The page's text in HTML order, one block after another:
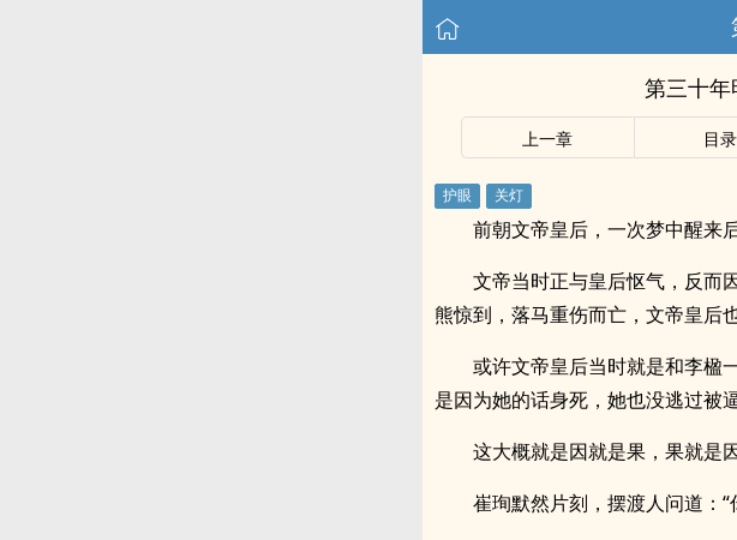
第三十年
上一章 目录
前朝文帝皇后，一次梦中醒来
文帝当时正与皇后怄气，反而
熊惊到，落马重伤而亡，文帝皇后
或许文帝皇后当时就是和李楹
是因为她的话身死，她也没逃过被
这大概就是因就是果，果就是因
崔珣默然片刻，摆渡人问道：“